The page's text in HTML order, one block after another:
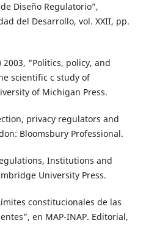
Diseño Regulatorio”,
del Desarrollo, vol. XXII, pp.
“Politics, policy, and
scientific c study of
of Michigan Press.
privacy regulators and
Bloomsbury Professional.
Institutions and
University Press.
constitucionales de las
en MAP-INAP. Editorial,